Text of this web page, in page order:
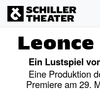
Ein Lustspiel
Eine Produktion
Premiere am 29.